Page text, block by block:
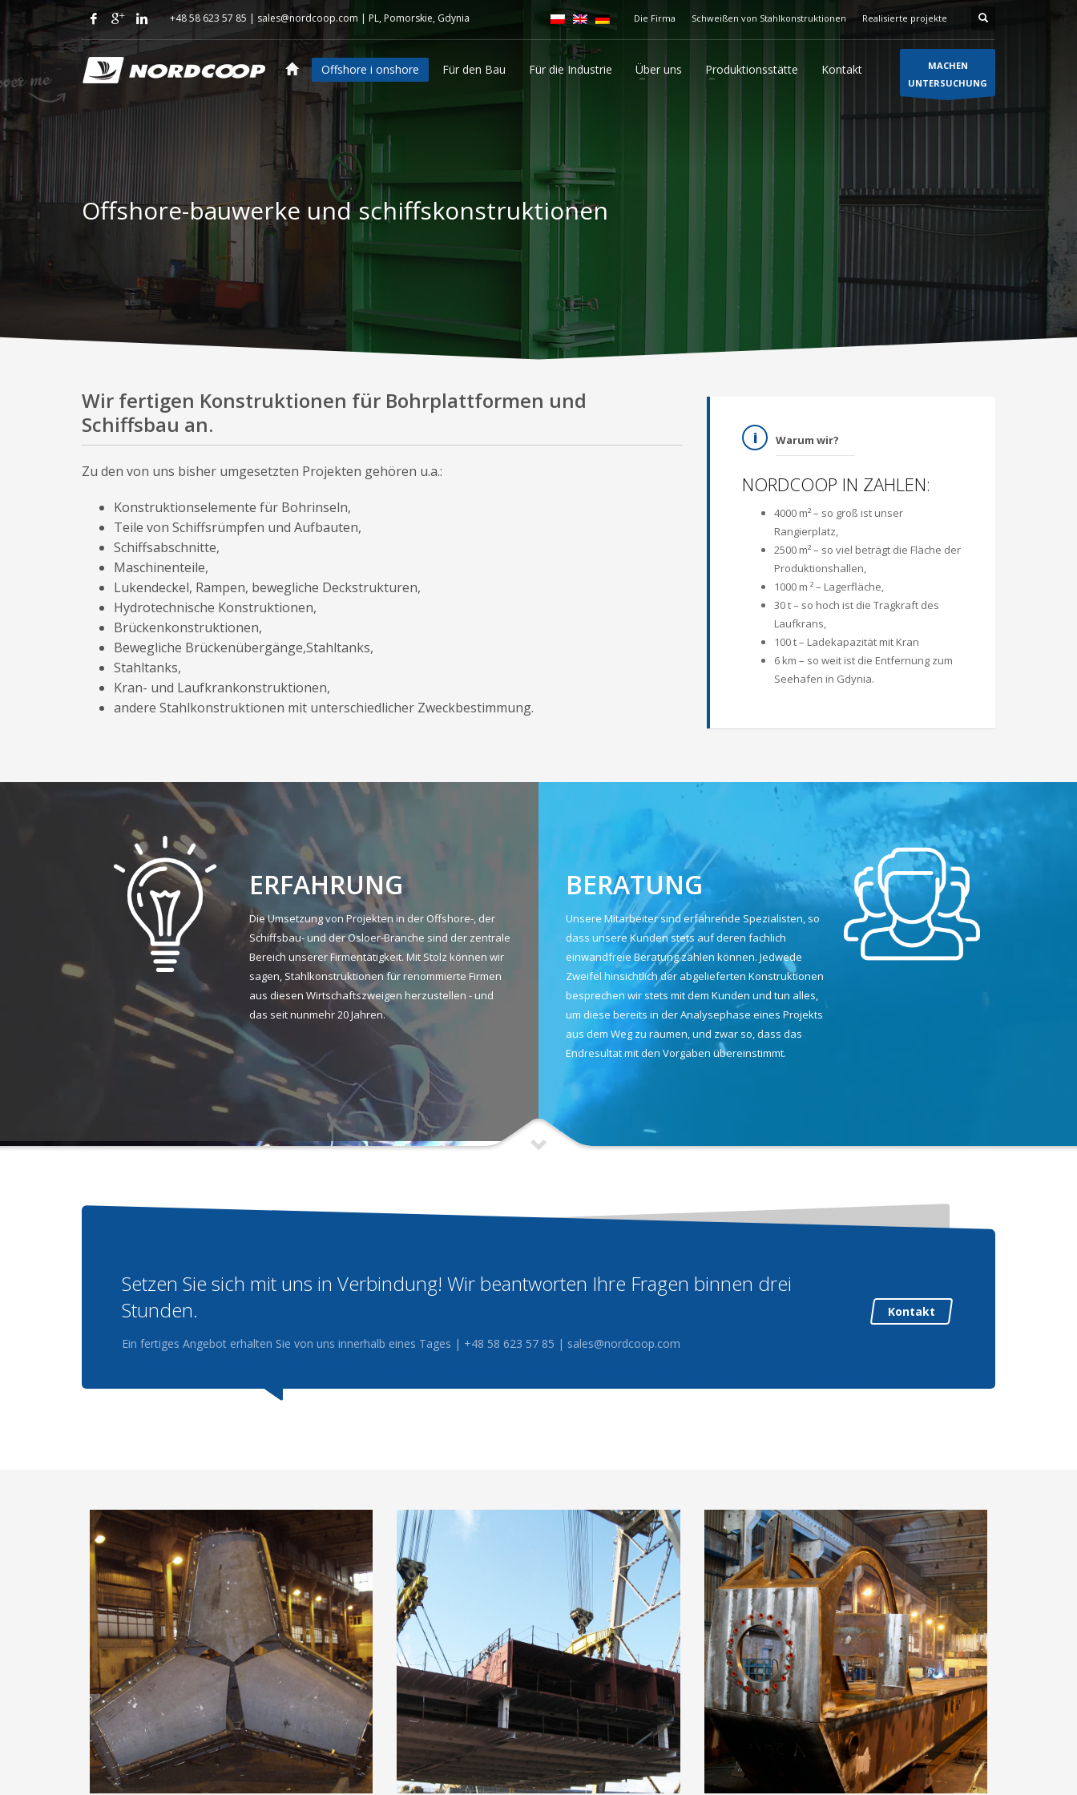
+48 58 623 57 85 | sales@nordcoop.com | PL, Pomorskie, Gdynia Die Firma Schweißen von Stahlkonstruktionen Realisierte projekte
Offshore i onshore Für den Bau Für die Industrie Über uns Produktionsstätte Kontakt
MACHEN
UNTERSUCHUNG
Offshore-bauwerke und schiffskonstruktionen
Wir fertigen Konstruktionen für Bohrplattformen und
Schiffsbau an.
Zu den von uns bisher umgesetzten Projekten gehören u.a.:
Konstruktionselemente für Bohrinseln,
Teile von Schiffsrümpfen und Aufbauten,
Schiffsabschnitte,
Maschinenteile,
Lukendeckel, Rampen, bewegliche Deckstrukturen,
Hydrotechnische Konstruktionen,
Brückenkonstruktionen,
Bewegliche Brückenübergänge,Stahltanks,
Stahltanks,
Kran- und Laufkrankonstruktionen,
andere Stahlkonstruktionen mit unterschiedlicher Zweckbestimmung.
Warum wir?
NORDCOOP IN ZAHLEN:
4000 m² – so groß ist unser
Rangierplatz,
2500 m² – so viel beträgt die Fläche der
Produktionshallen,
1000 m ² – Lagerfläche,
30 t – so hoch ist die Tragkraft des
Laufkrans,
100 t – Ladekapazität mit Kran
6 km – so weit ist die Entfernung zum
Seehafen in Gdynia.
ERFAHRUNG
Die Umsetzung von Projekten in der Offshore-, der
Schiffsbau- und der Osloer-Branche sind der zentrale
Bereich unserer Firmentätigkeit. Mit Stolz können wir
sagen, Stahlkonstruktionen für renommierte Firmen
aus diesen Wirtschaftszweigen herzustellen - und
das seit nunmehr 20 Jahren.
BERATUNG
Unsere Mitarbeiter sind erfahrende Spezialisten, so
dass unsere Kunden stets auf deren fachlich
einwandfreie Beratung zählen können. Jedwede
Zweifel hinsichtlich der abgelieferten Konstruktionen
besprechen wir stets mit dem Kunden und tun alles,
um diese bereits in der Analysephase eines Projekts
aus dem Weg zu räumen, und zwar so, dass das
Endresultat mit den Vorgaben übereinstimmt.
Setzen Sie sich mit uns in Verbindung! Wir beantworten Ihre Fragen binnen drei
Stunden.
Ein fertiges Angebot erhalten Sie von uns innerhalb eines Tages | +48 58 623 57 85 | sales@nordcoop.com
Kontakt